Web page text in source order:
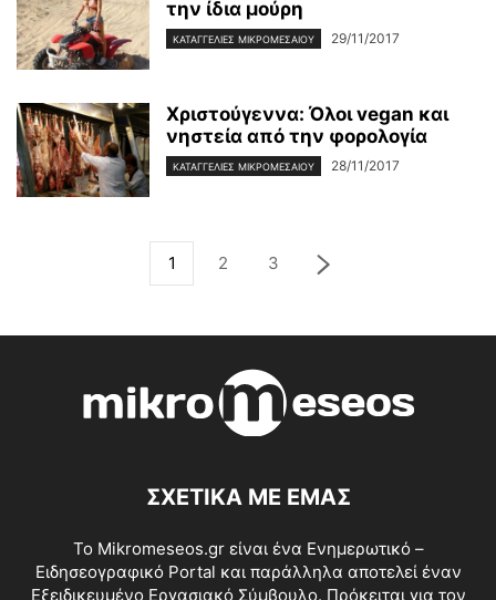
την ίδια μούρη
ΚΑΤΑΓΓΕΛΊΕΣ ΜΙΚΡΟΜΕΣΑΊΟΥ 29/11/2017
Χριστούγεννα: Όλοι vegan και
νηστεία από την φορολογία
ΚΑΤΑΓΓΕΛΊΕΣ ΜΙΚΡΟΜΕΣΑΊΟΥ 28/11/2017
1 2 3
ΣΧΕΤΙΚΑ ΜΕ ΕΜΑΣ
Το Mikromeseos.gr είναι ένα Ενημερωτικό –
Ειδησεογραφικό Portal και παράλληλα αποτελεί έναν
Εξειδικευμένο Εργασιακό Σύμβουλο. Πρόκειται για τον